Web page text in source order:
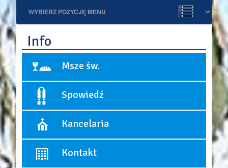
Info
Msze św.
Niedziele i święta:
9:00
10:30 - Msza święta dla dzieci, (wrzesień - czerwiec)
12:00
18:00
Dni powszednie:
8:00
18:00
Spowiedź
Spowiedź odbywa się przed każdą Mszą św.
Pierwszy piątek miesiąca:
Kancelaria
Kancelaria czynna:
poniedziałek, środa, piątek
Kontakt